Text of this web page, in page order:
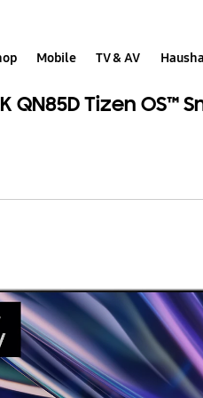
Mobile TV & AV
QN85D Tizen OS™